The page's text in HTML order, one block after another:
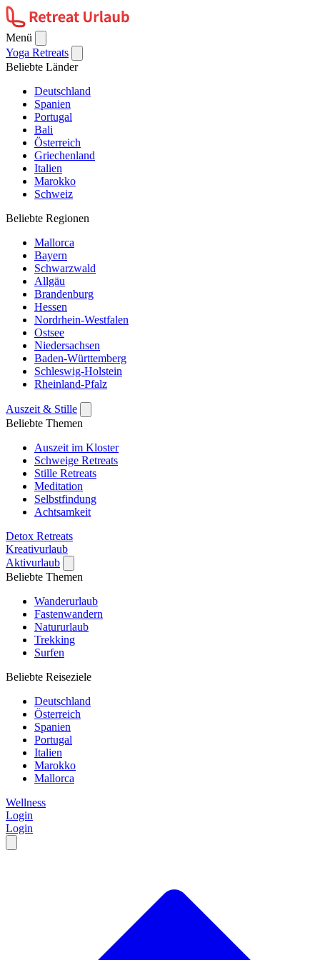
Menü
Yoga Retreats
Beliebte Länder
Deutschland
Spanien
Portugal
Bali
Österreich
Griechenland
Italien
Marokko
Schweiz
Beliebte Regionen
Mallorca
Bayern
Schwarzwald
Allgäu
Brandenburg
Hessen
Nordrhein-Westfalen
Ostsee
Niedersachsen
Baden-Württemberg
Schleswig-Holstein
Rheinland-Pfalz
Auszeit & Stille
Beliebte Themen
Auszeit im Kloster
Schweige Retreats
Stille Retreats
Meditation
Selbstfindung
Achtsamkeit
Detox Retreats
Kreativurlaub
Aktivurlaub
Beliebte Themen
Wanderurlaub
Fastenwandern
Natururlaub
Trekking
Surfen
Beliebte Reiseziele
Deutschland
Österreich
Spanien
Portugal
Italien
Marokko
Mallorca
Wellness
Login
Login